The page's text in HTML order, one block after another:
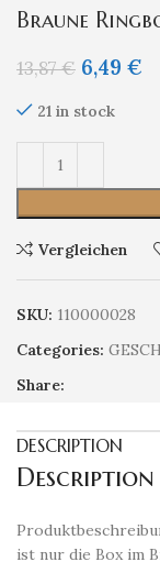
Braune
13,87€ 6,49 €
21 in stock
Vergleichen
SKU: 110000028
Categories:
Share:
DESCRIPTION
Description
ist nur die Box im